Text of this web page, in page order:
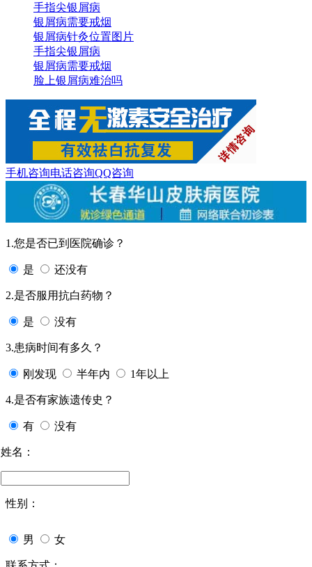
手指尖银屑病
银屑病需要戒烟
银屑病针灸位置图片
手指尖银屑病
银屑病需要戒烟
脸上银屑病难治吗
手机咨询电话咨询QQ咨询
1.您是否已到医院确诊？
是 还没有
2.是否服用抗白药物？
是 没有
3.患病时间有多久？
刚发现 半年内 1年以上
4.是否有家族遗传史？
有 没有
姓名：
性别：
男 女